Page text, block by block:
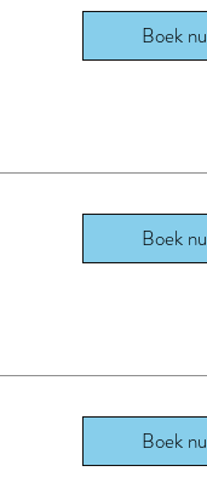
Boek nu
Boek nu
Boek nu